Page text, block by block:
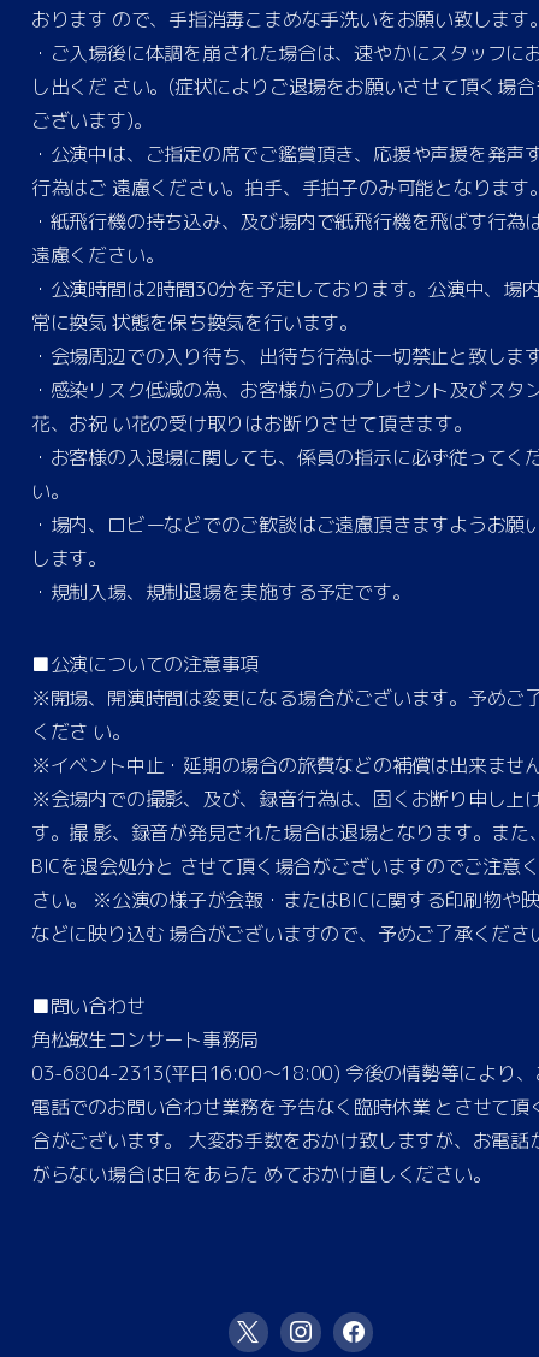
おります ので、手指消毒こまめな手洗いをお願い致します
・ご入場後に体調を崩された場合は、速やかにスタッフに
し出くだ さい。(症状によりご退場をお願いさせて頂く場
ございます)。
・公演中は、ご指定の席でご鑑賞頂き、応援や声援を発声
行為はご 遠慮ください。拍手、手拍子のみ可能となります
・紙飛行機の持ち込み、及び場内で紙飛行機を飛ばす行為
遠慮ください。
・公演時間は2時間30分を予定しております。公演中、場
常に換気 状態を保ち換気を行います。
・会場周辺での入り待ち、出待ち行為は一切禁止と致しま
・感染リスク低減の為、お客様からのプレゼント及びスタ
花、お祝 い花の受け取りはお断りさせて頂きます。
・お客様の入退場に関しても、係員の指示に必ず従ってく
い。
・場内、ロビーなどでのご歓談はご遠慮頂きますようお願
します。
・規制入場、規制退場を実施する予定です。
■公演についての注意事項
※開場、開演時間は変更になる場合がございます。予めご
くださ い。
※イベント中止・延期の場合の旅費などの補償は出来ませ
※会場内での撮影、及び、録音行為は、固くお断り申し上
す。撮 影、録音が発見された場合は退場となります。また
BICを退会処分と させて頂く場合がございますのでご注意
さい。 ※公演の様子が会報・またはBICに関する印刷物や
などに映り込む 場合がございますので、予めご了承くださ
■問い合わせ
角松敏生コンサート事務局
03-6804-2313(平日16:00〜18:00) 今後の情勢等により、
電話でのお問い合わせ業務を予告なく臨時休業 とさせて頂
合がございます。 大変お手数をおかけ致しますが、お電話
がらない場合は日をあらた めておかけ直しください。